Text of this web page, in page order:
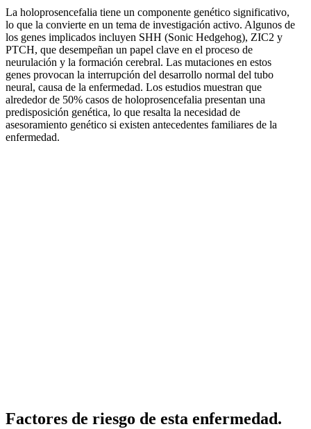
La holoprosencefalia tiene un componente genético significativo,
lo que la convierte en un tema de investigación activo. Algunos de
los genes implicados incluyen SHH (Sonic Hedgehog), ZIC2 y
PTCH, que desempeñan un papel clave en el proceso de
neurulación y la formación cerebral. Las mutaciones en estos
genes provocan la interrupción del desarrollo normal del tubo
neural, causa de la enfermedad. Los estudios muestran que
alrededor de 50% casos de holoprosencefalia presentan una
predisposición genética, lo que resalta la necesidad de
asesoramiento genético si existen antecedentes familiares de la
enfermedad.
Factores de riesgo de esta enfermedad.